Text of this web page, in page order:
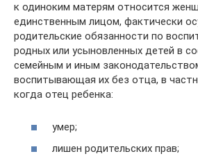
к одиноким матерям относится
единственным лицом, фактически
родительские обязанности по
родных или усыновленных детей в
семейным и иным
воспитывающая их без отца, в
когда отец ребенка:
умер;
лишен родительских прав;